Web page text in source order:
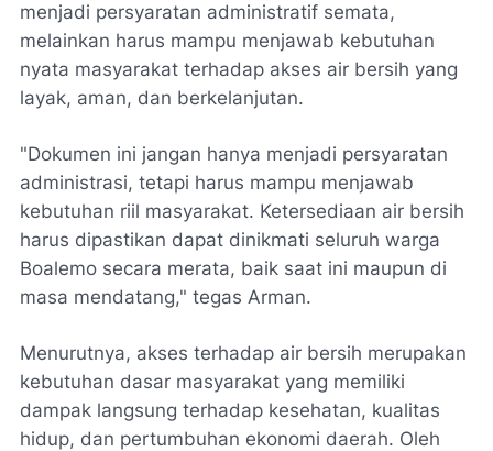
menjadi persyaratan administratif semata,
melainkan harus mampu menjawab kebutuhan
nyata masyarakat terhadap akses air bersih yang
layak, aman, dan berkelanjutan.
"Dokumen ini jangan hanya menjadi persyaratan
administrasi, tetapi harus mampu menjawab
kebutuhan riil masyarakat. Ketersediaan air bersih
harus dipastikan dapat dinikmati seluruh warga
Boalemo secara merata, baik saat ini maupun di
masa mendatang," tegas Arman.
Menurutnya, akses terhadap air bersih merupakan
kebutuhan dasar masyarakat yang memiliki
dampak langsung terhadap kesehatan, kualitas
hidup, dan pertumbuhan ekonomi daerah. Oleh